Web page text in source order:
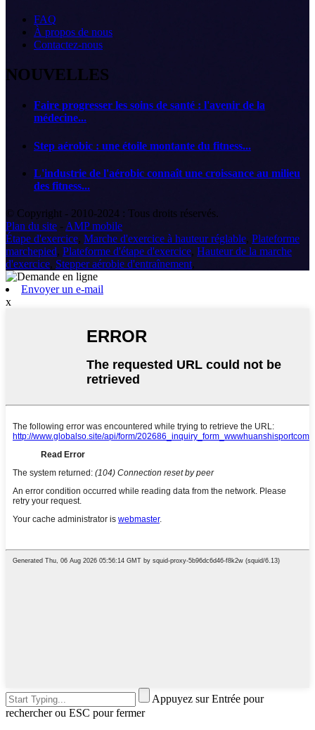
FAQ
À propos de nous
Contactez-nous
NOUVELLES
Faire progresser les soins de santé : l'avenir de la
médecine...
Step aérobic : une étoile montante du fitness...
L'industrie de l'aérobic connaît une croissance au milieu
des fitness...
© Copyright - 2010-2024 : Tous droits réservés.
Plan du site - AMP mobile
Étape d'exercice, Marche d'exercice à hauteur réglable, Plateforme
marchepied, Plateforme d'étape d'exercice, Hauteur de la marche
d'exercice, Stepper aérobie d'entraînement,
Envoyer un e-mail
x
Appuyez sur Entrée pour
rechercher ou ESC pour fermer